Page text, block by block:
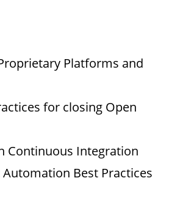
Platforms and
for closing Open
Continuous Integration
Best Practices